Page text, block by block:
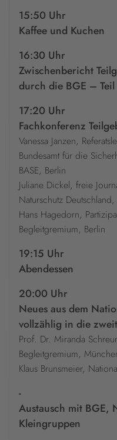
15:50 Uhr
Kaffee und Kuchen
16:30 Uhr
Zwischenbericht
durch die BGE – Teil
17:20 Uhr
Fachkonferenz
Vanessa Janzen,
Bundesamt für die
BASE, Berlin
Juliane Dickel, freie
Naturschutz
Hans Hagedorn,
Begleitgremium, Berlin
19:15 Uhr
Abendessen
20:00 Uhr
Neues aus dem
vollzählig in die
Prof. Dr. Miranda
Begleitgremium,
Klaus Brunsmeier,
-
Austausch mit BGE,
Kleingruppen